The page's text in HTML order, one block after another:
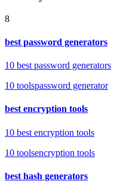
8
best password generators
10 best password generators
10 toolspassword generator
best encryption tools
10 best encryption tools
10 toolsencryption tools
best hash generators